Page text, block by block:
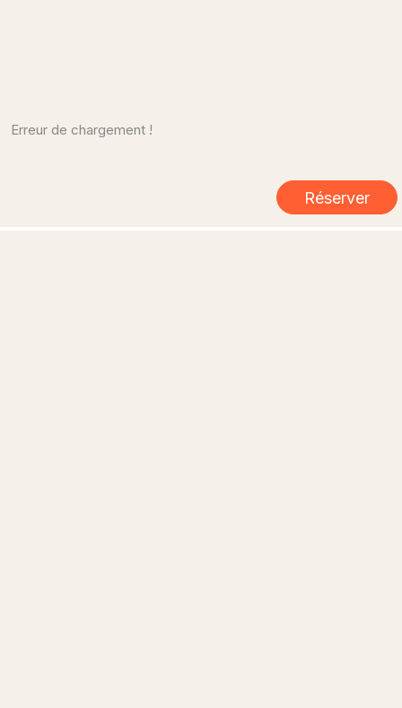
Réserver
Erreur de chargement !